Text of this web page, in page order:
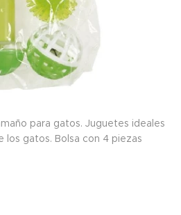
para gatos. Juguetes ideales
gatos. Bolsa con 4 piezas